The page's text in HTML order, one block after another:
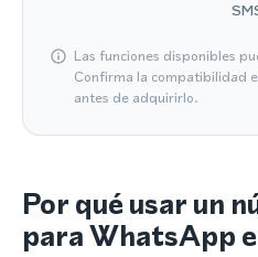
Las funciones disponibles
Confirma la compatibilidad
antes de adquirirlo.
Por qué usar un
para WhatsApp